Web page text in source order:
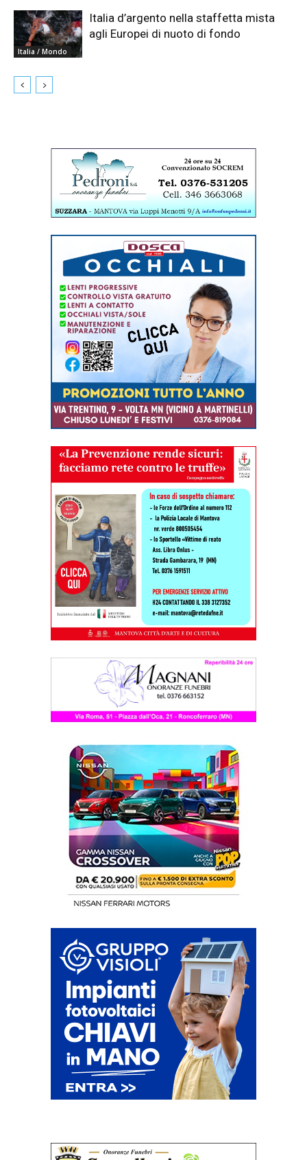
Italia / Mondo
Italia d’argento nella staffetta mista
agli Europei di nuoto di fondo